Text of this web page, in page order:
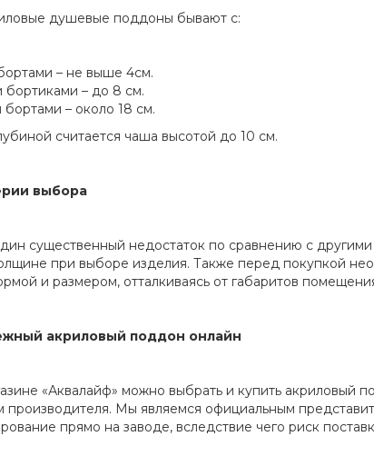
душевые поддоны бывают с:
– не выше 4см.
– до 8 см.
– около 18 см.
считается чаша высотой до 10 см.
выбора
существенный недостаток по сравнению с
при выборе изделия. Также перед покупкой
и размером, отталкиваясь от габаритов
акриловый поддон онлайн
«Аквалайф» можно выбрать и купить
производителя. Мы являемся официальным
прямо на заводе, вследствие чего риск